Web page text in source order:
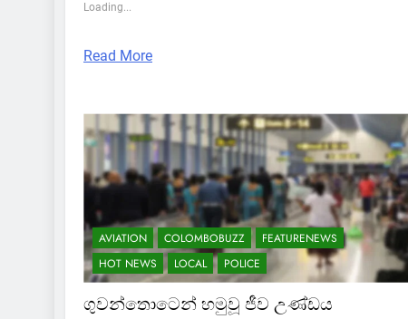
Loading...
Read More
AVIATION COLOMBOBUZZ
FEATURENEWS
HOT NEWS
LOCAL POLICE
ගුවන්තොටෙන් හමුවූ ජීව උණ්ඩය